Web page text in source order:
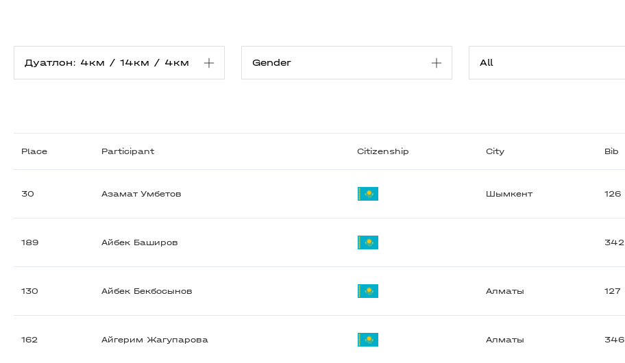
Place Participant Citizenship City Bib
30 Азамат Умбетов Шымкент 126
189 Айбек Баширов 342
130 Айбек Бекбосынов Алматы 127
162 Айгерим Жагупарова Алматы 346